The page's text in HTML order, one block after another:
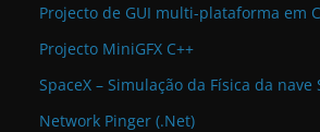
Projecto de GUI multi-plataforma em
Projecto MiniGFX C++
SpaceX – Simulação da Física da nave
Network Pinger (.Net)